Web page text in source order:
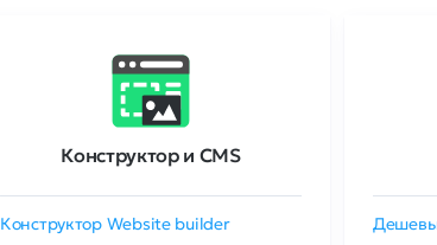
Конструктор и CMS
Конструктор Website builder